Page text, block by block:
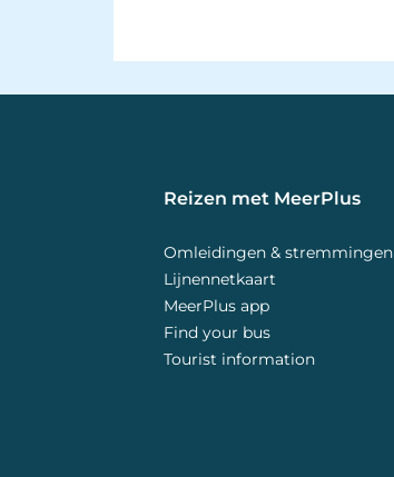
Reizen met MeerPlus
Omleidingen & stremmingen
Lijnennetkaart
MeerPlus app
Find your bus
Tourist information